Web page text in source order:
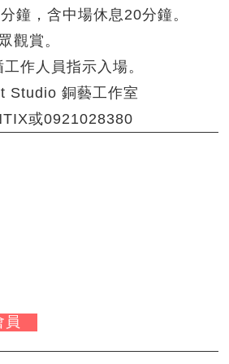
鐘，含中場休息20分鐘。
觀賞。
作人員指示入場。
Studio 銅藝工作室
或0921028380
員